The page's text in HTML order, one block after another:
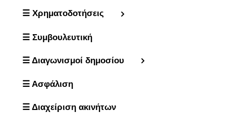
☰ Χρηματοδοτήσεις
☰ Συμβουλευτική
☰ Διαγωνισμοί δημοσίου
☰ Ασφάλιση
☰ Διαχείριση ακινήτων